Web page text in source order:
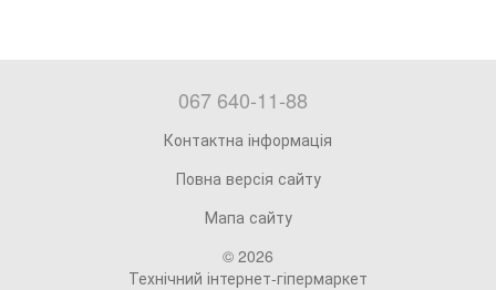
067 640-11-88
Контактна інформація
Повна версія сайту
Мапа сайту
© 2026
Технічний інтернет-гіпермаркет